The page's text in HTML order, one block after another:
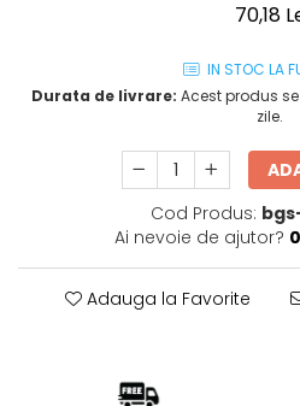
70,18
IN STOC LA
Durata de livrare: Acest produs
zile.
Cod Produs:
Ai nevoie de ajutor?
Adauga la Favorite